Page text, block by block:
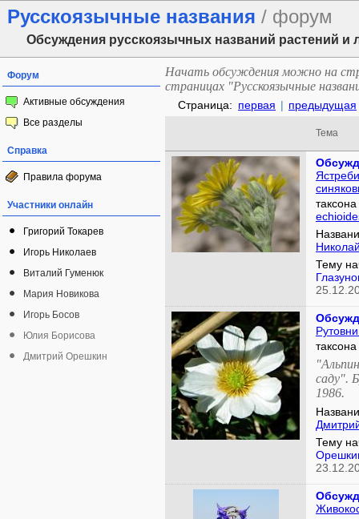
Русскоязычные названия / форум
Обсуждения русскоязычных названий растений и
Форум
Активные обсуждения
Все разделы
Справка
Правила форума
Участники онлайн
Григорий Токарев
Игорь Николаев
Виталий Гуменюк
Мария Новикова
Игорь Босов
Юлия Борисова
Дмитрий Орешкин
Начать обсуждения можно на
страницах "Русскоязычные
Страница: первая | предыдущая
Тема
таксона
Тему
таксона
саду".
1986.
Тему